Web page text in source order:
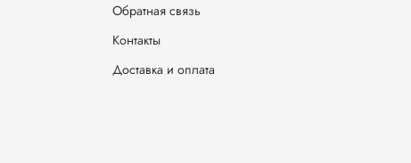
Обратная связь
Контакты
Доставка и оплата